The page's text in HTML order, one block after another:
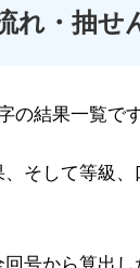
れ・抽せ
の結果一覧です
そして等級
号から算出